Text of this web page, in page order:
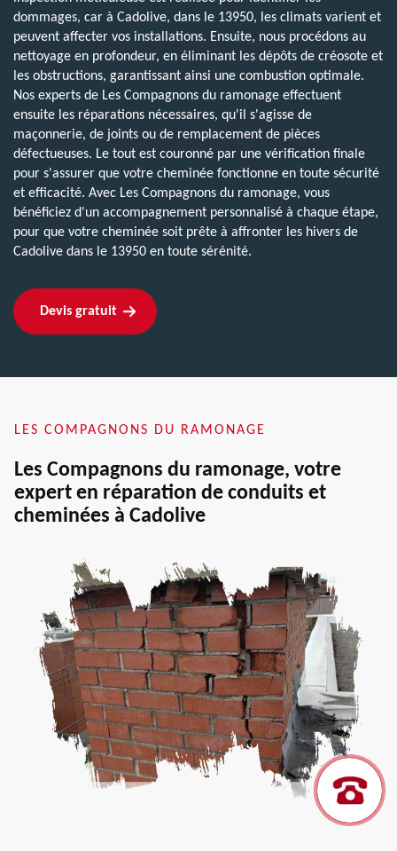
dommages, car à Cadolive, dans le 13950, les climats varient et
peuvent affecter vos installations. Ensuite, nous procédons au
nettoyage en profondeur, en éliminant les dépôts de créosote et
les obstructions, garantissant ainsi une combustion optimale.
Nos experts de Les Compagnons du ramonage effectuent
ensuite les réparations nécessaires, qu'il s'agisse de
maçonnerie, de joints ou de remplacement de pièces
défectueuses. Le tout est couronné par une vérification finale
pour s'assurer que votre cheminée fonctionne en toute sécurité
et efficacité. Avec Les Compagnons du ramonage, vous
bénéficiez d'un accompagnement personnalisé à chaque étape,
pour que votre cheminée soit prête à affronter les hivers de
Cadolive dans le 13950 en toute sérénité.
Devis gratuit
LES COMPAGNONS DU RAMONAGE
Les Compagnons du ramonage, votre
expert en réparation de conduits et
cheminées à Cadolive